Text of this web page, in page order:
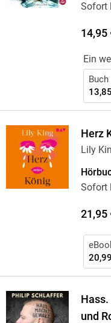
Sofort
14,95
Ein
Herz
Lily
Sofort
21,95
und